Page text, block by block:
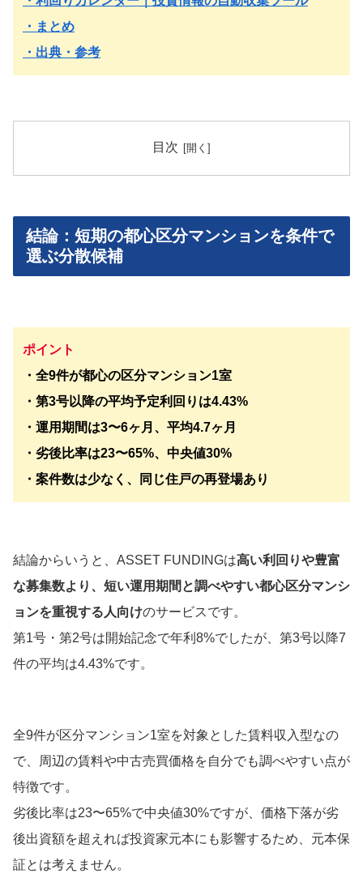
・まとめ
・出典・参考
目次
結論：短期の都心区分マンションを条件で
選ぶ分散候補
ポイント
・全9件が都心の区分マンション1室
・第3号以降の平均予定利回りは4.43%
・運用期間は3〜6ヶ月、平均4.7ヶ月
・劣後比率は23〜65%、中央値30%
・案件数は少なく、同じ住戸の再登場あり
結論からいうと、ASSET FUNDINGは高い利回りや豊富
な募集数より、短い運用期間と調べやすい都心区分マンシ
ョンを重視する人向けのサービスです。
第1号・第2号は開始記念で年利8%でしたが、第3号以降7
件の平均は4.43%です。
全9件が区分マンション1室を対象とした賃料収入型なの
で、周辺の賃料や中古売買価格を自分でも調べやすい点が
特徴です。
劣後比率は23〜65%で中央値30%ですが、価格下落が劣
後出資額を超えれば投資家元本にも影響するため、元本保
証とは考えません。